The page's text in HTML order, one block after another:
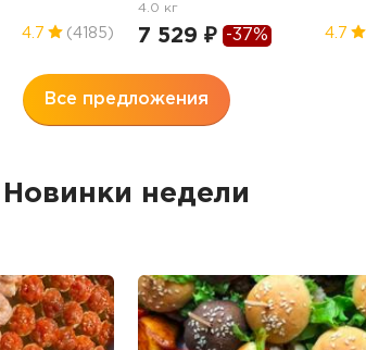
4.7 (4185)
4.0 кг
7 529 ₽ -37% 4.7
Все предложения
Новинки недели